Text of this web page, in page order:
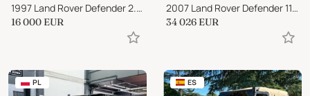
1997 Land Rover Defender 2.5 TDI 90
16 000 EUR
2007 Land Rover Defender 110 TD5 SPECTRE REPLICA
34 026 EUR
PL ES